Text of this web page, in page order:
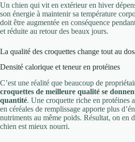
Un chien qui vit en extérieur en hiver
son énergie à maintenir sa température
doit être augmentée en conséquence
et réduite au retour des beaux jours.
La qualité des croquettes change tout au
Densité calorique et teneur en protéines
C’est une réalité que beaucoup de
croquettes de meilleure qualité se
quantité. Une croquette riche en protéines
en céréales de remplissage apporte plus
nutriments au même poids. Résultat, on en
chien est mieux nourri.